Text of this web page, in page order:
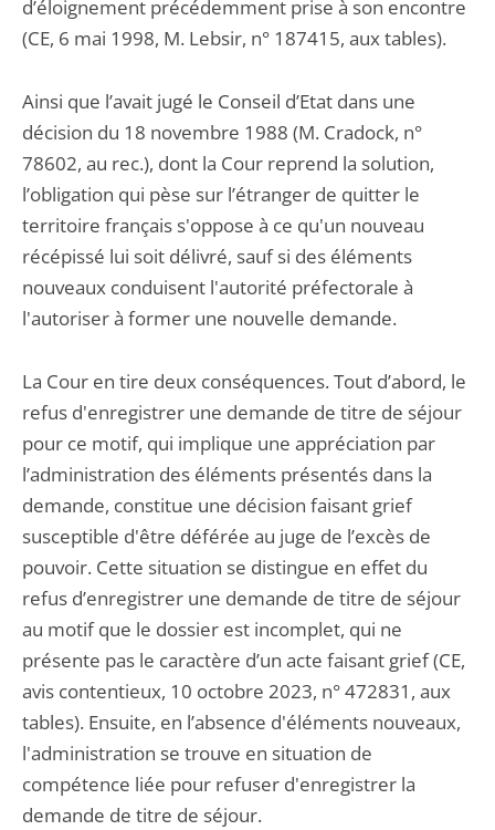
d’éloignement précédemment prise à son encontre
(CE, 6 mai 1998, M. Lebsir, n° 187415, aux tables).
Ainsi que l’avait jugé le Conseil d’Etat dans une
décision du 18 novembre 1988 (M. Cradock, n°
78602, au rec.), dont la Cour reprend la solution,
l’obligation qui pèse sur l’étranger de quitter le
territoire français s'oppose à ce qu'un nouveau
récépissé lui soit délivré, sauf si des éléments
nouveaux conduisent l'autorité préfectorale à
l'autoriser à former une nouvelle demande.
La Cour en tire deux conséquences. Tout d’abord, le
refus d'enregistrer une demande de titre de séjour
pour ce motif, qui implique une appréciation par
l’administration des éléments présentés dans la
demande, constitue une décision faisant grief
susceptible d'être déférée au juge de l’excès de
pouvoir. Cette situation se distingue en effet du
refus d’enregistrer une demande de titre de séjour
au motif que le dossier est incomplet, qui ne
présente pas le caractère d’un acte faisant grief (CE,
avis contentieux, 10 octobre 2023, n° 472831, aux
tables). Ensuite, en l’absence d'éléments nouveaux,
l'administration se trouve en situation de
compétence liée pour refuser d'enregistrer la
demande de titre de séjour.